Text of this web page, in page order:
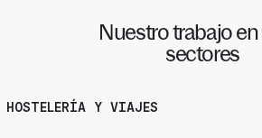
Nuestrotrabajoen
sectores
HOSTELERÍA Y VIAJES